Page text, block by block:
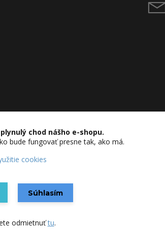
sběr cookies.
Eshop-rychlo.sk
chod nášho e-shopu.
bude fungovať presne tak, ako má.
cookies
Súhlasím
odmietnuťtu.